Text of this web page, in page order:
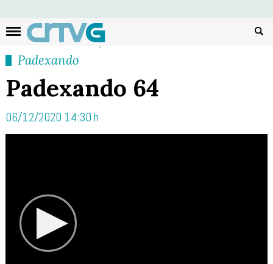
Padexando
Padexando 64
06/12/2020 14:30 h